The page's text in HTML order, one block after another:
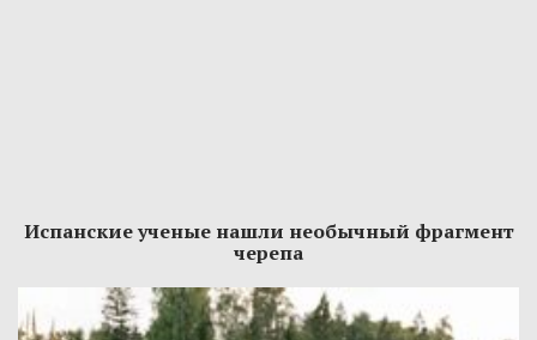
Испанские ученые нашли необычный фрагмент
черепа